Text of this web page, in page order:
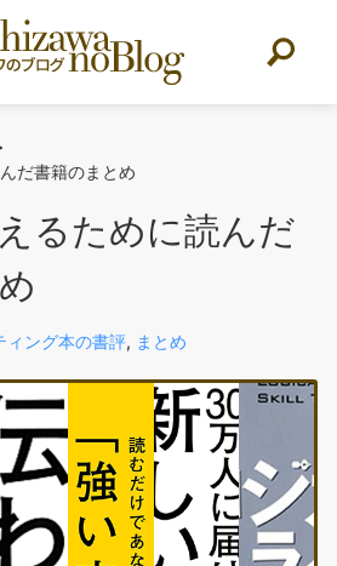
だ書籍のまとめ
るために読んだ
ィング本の書評, まとめ